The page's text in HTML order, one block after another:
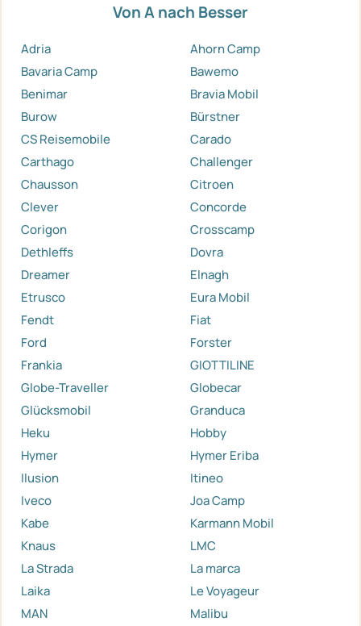
Von A nach Besser
Adria
Ahorn Camp
Bavaria Camp
Bawemo
Benimar
Bravia Mobil
Burow
Bürstner
CS Reisemobile
Carado
Carthago
Challenger
Chausson
Citroen
Clever
Concorde
Corigon
Crosscamp
Dethleffs
Dovra
Dreamer
Elnagh
Etrusco
Eura Mobil
Fendt
Fiat
Ford
Forster
Frankia
GIOTTILINE
Globe-Traveller
Globecar
Glücksmobil
Granduca
Heku
Hobby
Hymer
Hymer Eriba
Ilusion
Itineo
Iveco
Joa Camp
Kabe
Karmann Mobil
Knaus
LMC
La Strada
La marca
Laika
Le Voyageur
MAN
Malibu